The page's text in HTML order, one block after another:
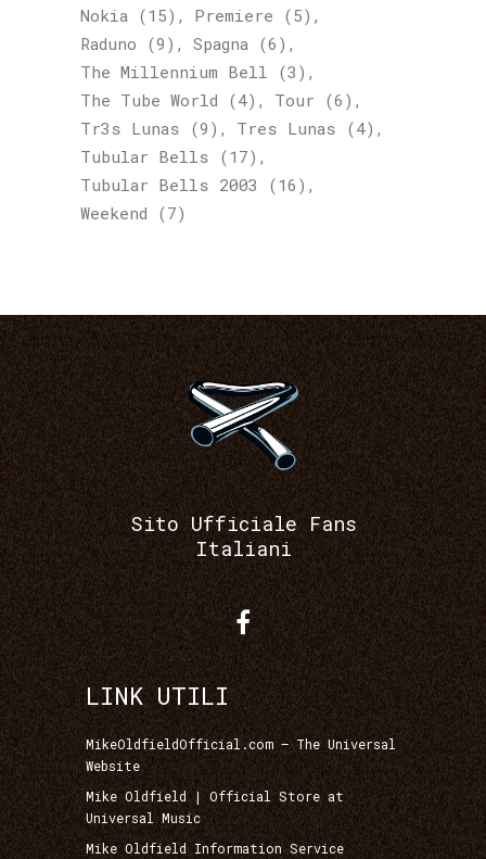
Nokia (15) Premiere (5)
Raduno (9) Spagna (6)
The Millennium Bell (3)
The Tube World (4) Tour (6)
Tr3s Lunas (9) Tres Lunas (4)
Tubular Bells (17)
Tubular Bells 2003 (16)
Weekend (7)
Sito Ufficiale Fans
Italiani
LINK UTILI
MikeOldfieldOfficial.com – The Universal
Website
Mike Oldfield | Official Store at
Universal Music
Mike Oldfield Information Service